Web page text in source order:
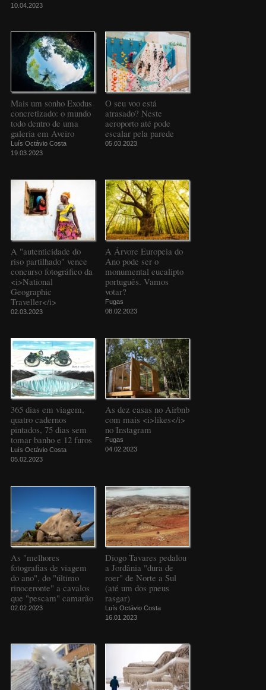
10.04.2023
Mais um sonho Exodus
concretizado: o mundo
todo dentro de uma
galeria em Aveiro
Luís Octávio Costa
19.03.2023
O seu voo está
atrasado? Neste
aeroporto até pode
escalar pela parede
05.03.2023
A "autenticidade do
riso partilhado" vence
concurso fotográfico da
<i>National
Geographic
Traveller</i>
02.03.2023
A Árvore Europeia do
Ano pode ser o
monumental eucalipto
português. Vamos
votar?
Fugas
08.02.2023
365 dias em viagem,
quatro cadernos
pintados, 75 dias sem
tomar banho e 12 furos
Luís Octávio Costa
05.02.2023
As dez casas no Airbnb
com mais <i>likes</i>
no Instagram
Fugas
04.02.2023
As "melhores
fotografias de viagem
do ano", do "último
rinoceronte" a cavalos
que "pescam" camarão
02.02.2023
Diogo Tavares pedalou
a Jordânia "dura de
roer" de Norte a Sul
(até um dos pneus
rasgar)
Luís Octávio Costa
16.01.2023